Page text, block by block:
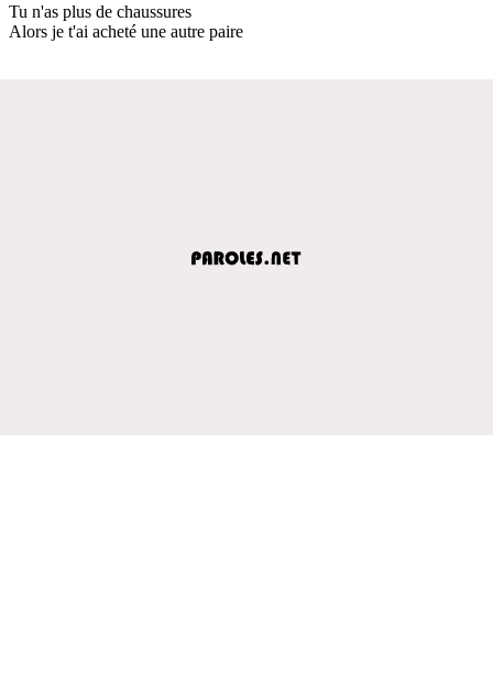
Tu n'as plus de chaussures
Alors je t'ai acheté une autre paire